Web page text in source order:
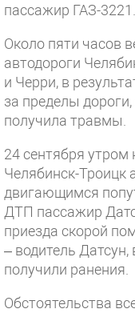
пассажир ГАЗ-3221.
Около пяти часов
автодороги
и Черри, в
за пределы
получила травмы.
24 сентября утром
Челябинск-Троицк
двигающимся
ДТП пассажир
приезда скорой
– водитель
получили ранения.
Обстоятельства